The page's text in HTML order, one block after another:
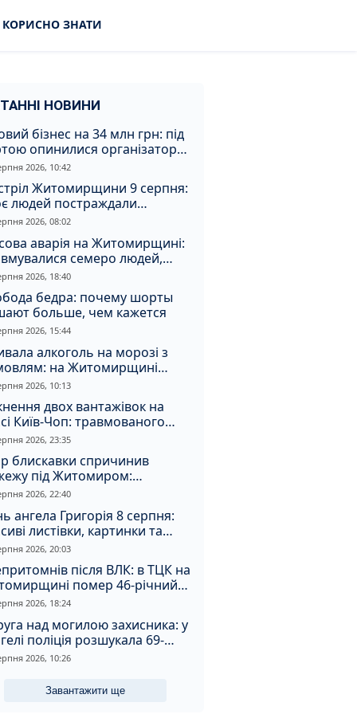
КОРИСНО ЗНАТИ
НОВИНИ
бізнес на 34 млн грн: під
опинилися організатори
вирубки на
2026, 10:42
Житомирщини 9 серпня:
людей постраждали
атаки
2026, 08:02
аварія на Житомирщині:
семеро людей,
них діти
2026, 18:40
бедра: почему шорты
больше, чем кажется
2026, 15:44
алкоголь на морозі з
на Житомирщині
матір, через яку дитина
обмороження
2026, 10:13
двох вантажівок на
Київ-Чоп: травмованого
забрали до лікарні
2026, 23:35
блискавки спричинив
під Житомиром:
витягли з вогню
2026, 22:40
ангела Григорія 8 серпня:
листівки, картинки та
привітання
2026, 20:03
після ВЛК: в ТЦК на
помер 46-річний
2026, 18:24
над могилою захисника: у
поліція розшукала 69-
зловмисника
2026, 10:26
Завантажити ще